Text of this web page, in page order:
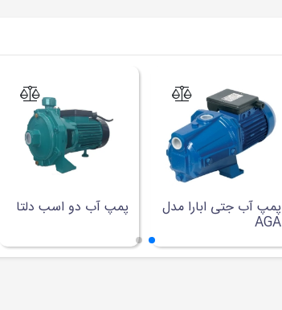
پمپ آب جتی ابارا مدل
AGA
پمپ آب دو اسب دلتا